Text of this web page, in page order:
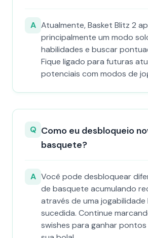
A Atualmente, Basket Blitz 2
principalmente um modo
habilidades e buscar
Fique ligado para futuras
potenciais com modos de
Q Como eu desbloqueio
basquete?
A Você pode desbloquear
de basquete acumulando
através de uma
sucedida. Continue
swishes para ganhar